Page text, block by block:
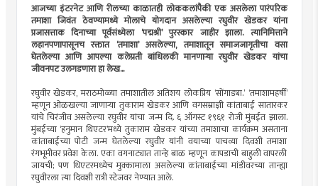
आजच्या इंटरनेट आणि रीलच्या काळातही लोककलांपैकी एक असलेला पारंपरिक
तमाशा जिवंत ठेवण्यामध्ये मोलाचे योगदान असलेल्या रघुवीर खेडकर यांना
प्रजासत्ताक दिनाच्या पूर्वसंध्येला ‘पद्मश्री’ पुरस्कार जाहीर झाला. त्यानिमित्ताने
लहानपणापासूनच रक्तात ‘तमाशा’ असलेल्या, तमाशातून समाजजागृतीचा वसा
घेतलेल्या आणि आपल्या कलेप्रती बांधिलकी मानणार्‍या रघुवीर खेडकर यांचा
जीवनपट उलगडणारा हा लेख...
रघुवीर खेडकर, मराठमोळ्या तमाशातील अतिशय लोकप्रिय ‘सोंगाड्या.’ ‘तमाशामहर्षी’
म्हणून ओळखल्या जाणार्‍या तुकाराम खेडकर आणि वगसम्राज्ञी कांताबाई सातारकर
यांचे चिरंजीव असलेल्या रघुवीर यांचा जन्म दि. ६ ऑगस्ट १९६१ रोजी मुंबईत झाला.
मुंबईच्या ‘हनुमान थिएटर’मध्ये तुकाराम खेडकर यांच्या तमाशाचा कार्यक्रम असताना
कांताबाईंच्या पोटी जन्म घेतलेल्या रघुवीर यांनी वयाच्या पाचव्या दिवशी तमाशा
रंगभूमीवर प्रवेश केला. एका वगनाट्यात तान्हे बाळ म्हणून कापडाची बाहुली वापरली
जायची; पण थिएटरमध्येच मुक्कामाला असलेल्या कांताबाईंच्या मांडीवरच्या तान्ह्या
रघुवीरला त्या दिवशी रात्री स्टेजवर नेण्यात आले.